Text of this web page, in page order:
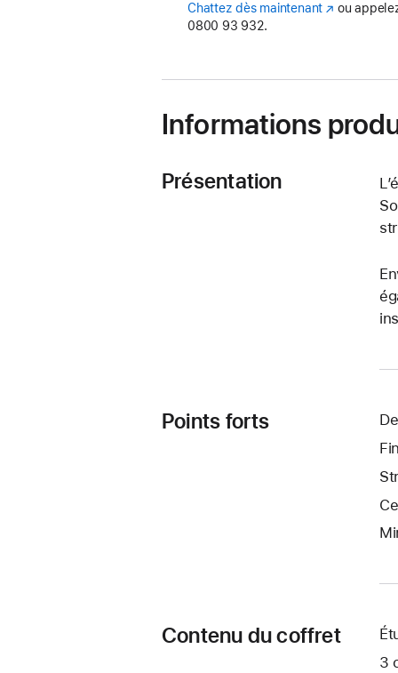
Chattez dès maintenant (s’ouvre
fenêtre)
ou
0800 93 932.
Informations
Présentation
Points forts
Contenu du coffret
3